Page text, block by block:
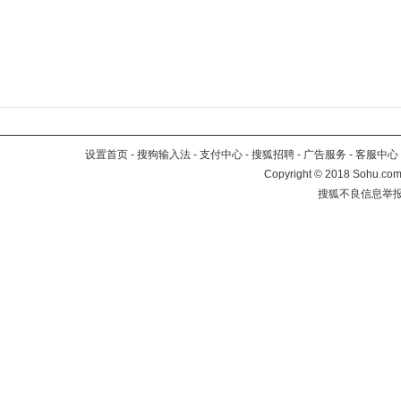
设置首页 - 搜狗输入法 - 支付中心 - 搜狐招聘 - 广告服务 - 客服中心
Copyright©2018
搜狐不良信息举